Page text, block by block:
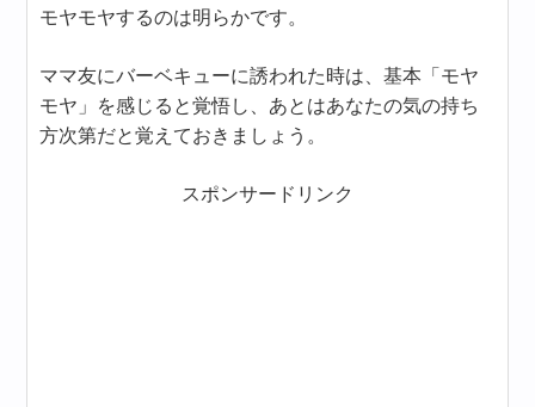
モヤモヤするのは明らかです。
ママ友にバーベキューに誘われた時は、基本「モヤ
モヤ」を感じると覚悟し、あとはあなたの気の持ち
方次第だと覚えておきましょう。
スポンサードリンク